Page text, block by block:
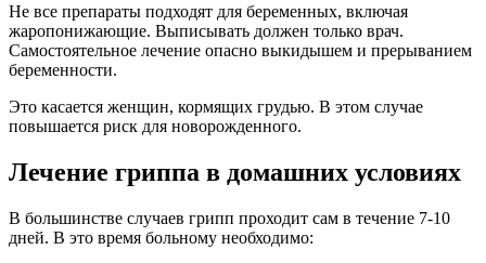
Не все препараты подходят для беременных, включая
жаропонижающие. Выписывать должен только врач.
Самостоятельное лечение опасно выкидышем и прерыванием
беременности.
Это касается женщин, кормящих грудью. В этом случае
повышается риск для новорожденного.
Лечение гриппа в домашних условиях
В большинстве случаев грипп проходит сам в течение 7-10
дней. В это время больному необходимо: